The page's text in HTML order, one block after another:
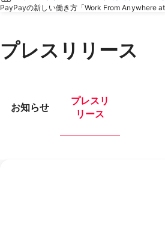
PayPayの新しい働き方「Work From Anywhere at
プレスリリース
お知らせ
プレスリ
リース